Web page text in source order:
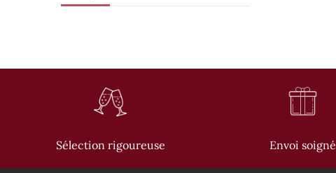
Sélection rigoureuse Envoi soigné